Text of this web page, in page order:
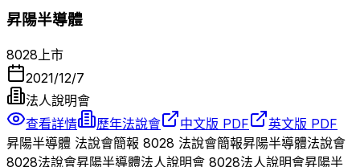
昇陽半導體
8028上市
2021/12/7
法人說明會
查看詳情
歷年法說會 中文版 PDF
英文版 PDF
昇陽半導體 法說會簡報 8028 法說會簡報昇陽半導體法說會
8028法說會昇陽半導體法人說明會 8028法人說明會昇陽半